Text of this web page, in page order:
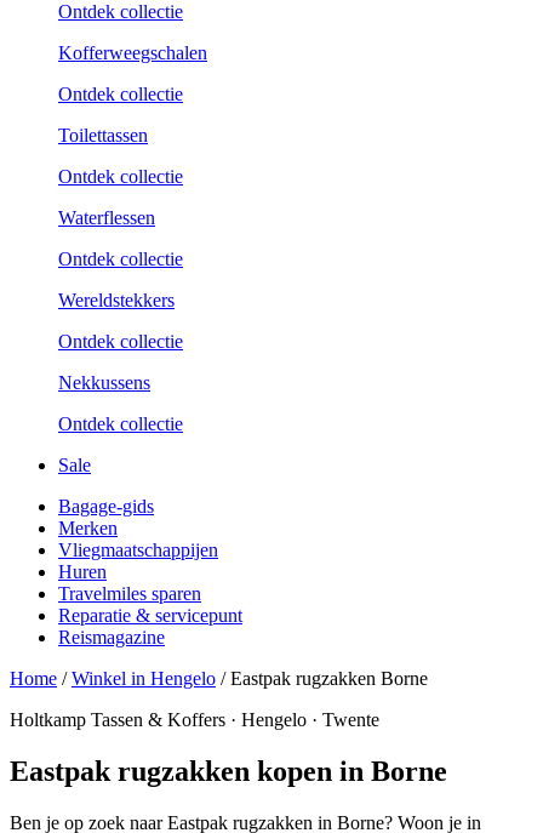
Ontdek collectie
Kofferweegschalen
Ontdek collectie
Toilettassen
Ontdek collectie
Waterflessen
Ontdek collectie
Wereldstekkers
Ontdek collectie
Nekkussens
Ontdek collectie
Sale
Bagage-gids
Merken
Vliegmaatschappijen
Huren
Travelmiles sparen
Reparatie & servicepunt
Reismagazine
Home / Winkel in Hengelo / Eastpak rugzakken Borne
Holtkamp Tassen & Koffers · Hengelo · Twente
Eastpak rugzakken kopen in Borne
Ben je op zoek naar Eastpak rugzakken in Borne? Woon je in